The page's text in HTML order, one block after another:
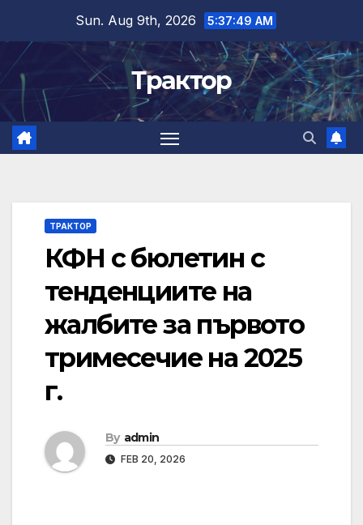
content
Sun. Aug 9th, 2026 5:37:49 AM
Трактор
ТРАКТОР
КФН с бюлетин с
тенденциите на
жалбите за първото
тримесечие на 2025
г.
By admin
FEB 20, 2026